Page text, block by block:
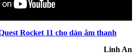
Rocket 11 cho dàn âm thanh
Linh An